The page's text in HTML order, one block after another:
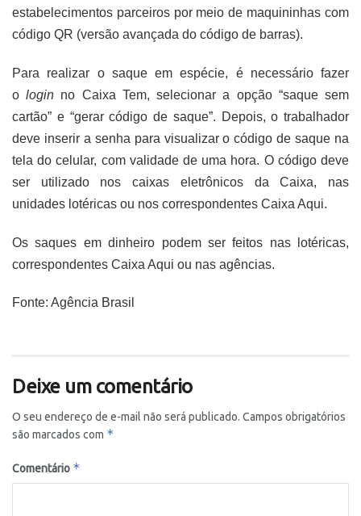
estabelecimentos parceiros por meio de maquininhas com
código QR (versão avançada do código de barras).
Para realizar o saque em espécie, é necessário fazer
ologin no Caixa Tem, selecionar a opção “saque sem
cartão” e “gerar código de saque”. Depois, o trabalhador
deve inserir a senha para visualizar o código de saque na
tela do celular, com validade de uma hora. O código deve
ser utilizado nos caixas eletrônicos da Caixa, nas
unidades lotéricas ou nos correspondentes Caixa Aqui.
Os saques em dinheiro podem ser feitos nas lotéricas,
correspondentes Caixa Aqui ou nas agências.
Fonte: Agência Brasil
Deixe um comentário
O seu endereço de e-mail não será publicado. Campos obrigatórios
são marcados com *
Comentário *